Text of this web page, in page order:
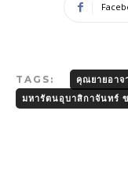
TAGS: คุณยายอาจ
มหารัตนอุบาสิกาจันทร์